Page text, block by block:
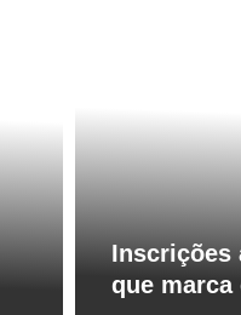
Inscrições
que